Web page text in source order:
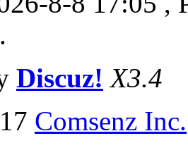
Discuz! X3.4
Comsenz Inc.